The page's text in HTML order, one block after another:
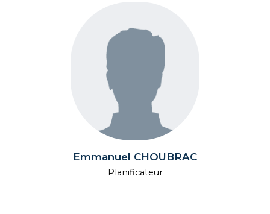
Emmanuel CHOUBRAC
Planificateur